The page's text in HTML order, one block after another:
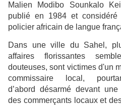
Malien Modibo Sounkalo
publié en 1984 et considéré
policier africain de langue
Dans une ville du Sahel,
affaires florissantes
douteuses, sont victimes d'un
commissaire local,
d’abord désarmé devant
des commerçants locaux et